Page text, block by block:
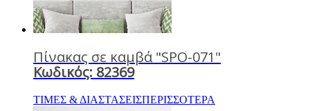
Πίνακας σε καμβά "SPO-071"
Κωδικός: 82369
ΤΙΜΕΣ & ΔΙΑΣΤΑΣΕΙΣΠΕΡΙΣΣΟΤΕΡΑ